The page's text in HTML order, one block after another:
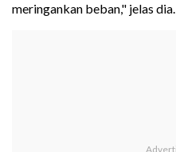
meringankan beban," jelas dia.